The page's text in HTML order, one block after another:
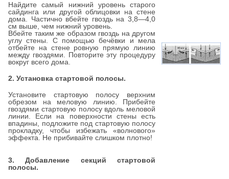
Найдите самый нижний уровень старого
сайдинга или другой облицовки на стене
дома. Частично вбейте гвоздь на 3,8—4,0
см выше, чем нижний уровень.
Вбейте таким же образом гвоздь на другом
углу стены. С помощью бечёвки и мела
отбейте на стене ровную прямую линию
между гвоздями. Повторите эту процедуру
вокруг всего дома.
2. Установка стартовой полосы.
Установите стартовую полосу верхним
обрезом на меловую линию. Прибейте
гвоздями стартовую полосу вдоль меловой
линии. Если на поверхности стены есть
впадины, подложите под стартовую полосу
прокладку, чтобы избежать «волнового»
эффекта. Не прибивайте слишком плотно!
3. Добавление секций стартовой
полосы.